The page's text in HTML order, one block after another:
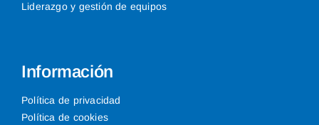
Liderazgo y gestión de equipos
Información
Política de privacidad
Política de cookies